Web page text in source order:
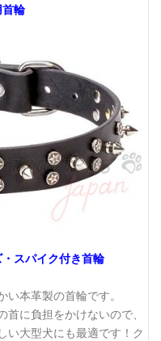
輪
スパイク付き首輪
本革製の首輪です。
首に負担をかけないので、
い大型犬にも最適です！ク